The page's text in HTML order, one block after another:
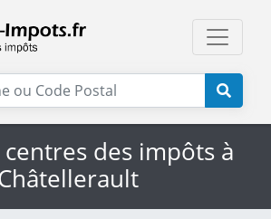
centres des impôts à